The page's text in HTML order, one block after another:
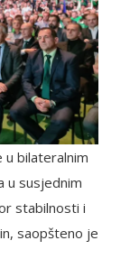
u bilateralnim
u susjednim
stabilnosti i
saopšteno je